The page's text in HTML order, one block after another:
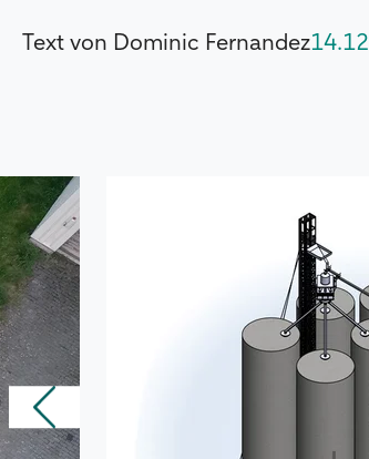
Text von Dominic Fernandez